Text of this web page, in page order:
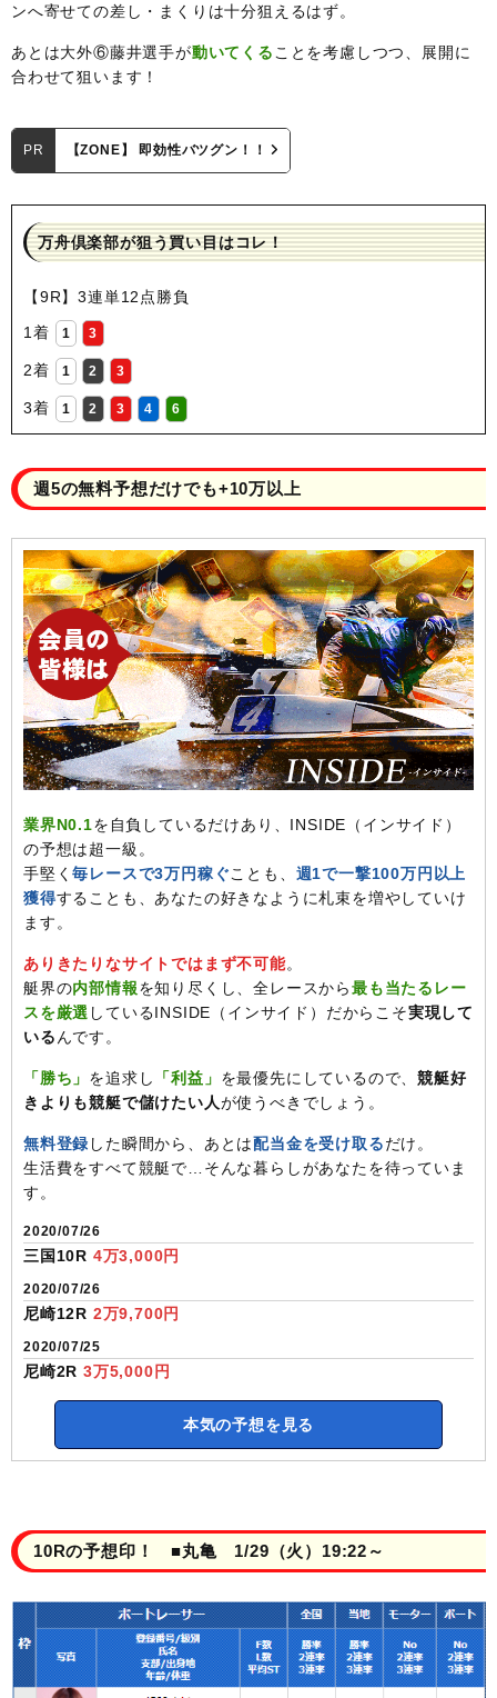
ンへ寄せての差し・まくりは十分狙えるはず。
あとは大外⑥藤井選手が動いてくる ことを考慮しつつ、展開に
合わせて狙います！
PR 【ZONE】 即効性バツグン！！
万舟倶楽部が狙う買い目はコレ！
【9R】3連単12点勝負
1着
1 3
2着 1 2 3
3着 1 2 3 4 6
週5の無料予想だけでも+10万以上
業界N0.1を自負しているだけあり、INSIDE（インサイド）
の予想は超一級。
手堅く毎レースで3万円稼ぐことも、 週1で一撃100万円以上
獲得することも、あなたの好きなように札束を増やしていけ
ます。
ありきたりなサイトではまず不可能。
艇界の内部情報を知り尽くし、全レースから最も当たるレー
スを厳選 しているINSIDE（インサイド）だからこそ実現して
いるんです。
「勝ち」 を追求し 「利益」 を最優先にしているので、競艇好
きよりも競艇で儲けたい人が使うべきでしょう。
無料登録 した瞬間から、あとは配当金を受け取るだけ。
生活費をすべて競艇で…そんな暮らしがあなたを待っていま
す。
2020/07/26
三国10R 4万3,000円
2020/07/26
尼崎12R 2万9,700円
2020/07/25
尼崎2R 3万5,000円
本気の予想を見る
10Rの予想印！ ■丸亀 1/29（火）19:22～